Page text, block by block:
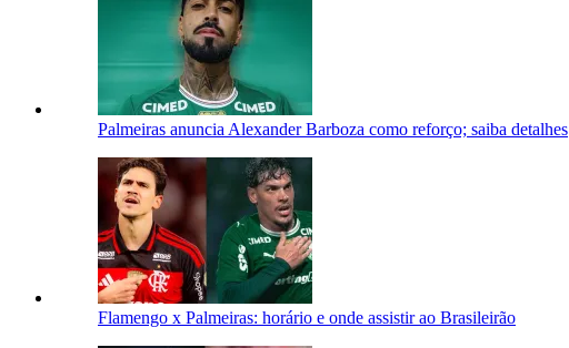
Palmeiras anuncia Alexander Barboza como reforço; saiba detalhes
Flamengo x Palmeiras: horário e onde assistir ao Brasileirão